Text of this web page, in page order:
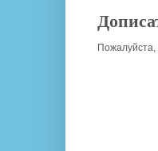
Пожалуйста,